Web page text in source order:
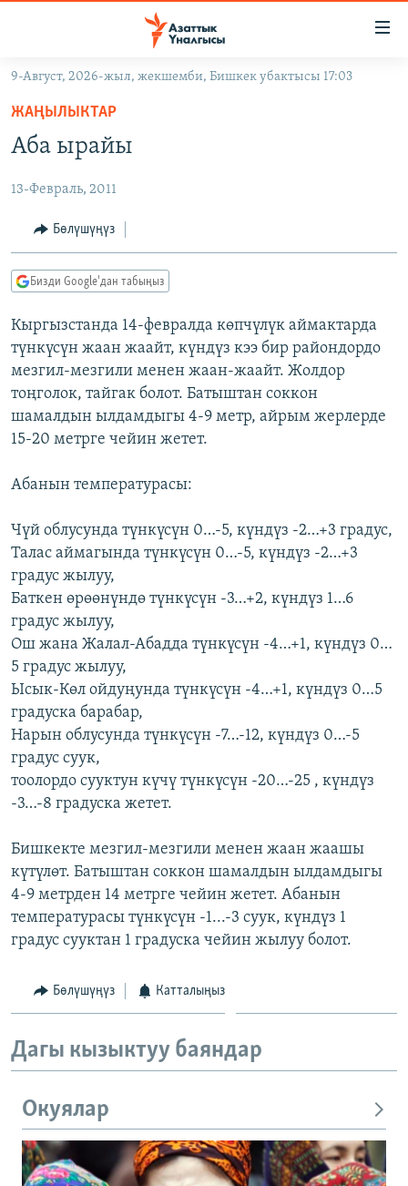
Навигацияга
өтүңүз
Издөөгө
салыңыз
КЫРГЫЗСТАН
КЫРГЫЗСТАН
САЯСАТ
ЭКОНОМИКА
ДҮЙНӨ
БОРБОР АЗИЯ
УКРАИНА
АТАЙЫН ИЛИКТӨӨ
БҮГҮН АЗАТТЫКТА
ЭКСПЕРТТЕР ТАЛДАЙТ
БИЗ ЖАНА ДҮЙНӨ
ДАНИСТЕ
ЭЖЕ-СИҢДИЛЕР
ЫҢГАЙСЫЗ СУРООЛОР
ПОДКАСТ
ӨЗГӨЧӨ ПИКИР
Русский
ОНЛАЙН ШЕРИНЕ
ЭЕ/АРнун бардык сайттары
9-Август, 2026-жыл, жекшемби, Бишкек убактысы 17:03
ЖАҢЫЛЫКТАР
Аба ырайы
13-Февраль, 2011
Бөлүшүңүз
Бизди Google'дан табыңыз
Кыргызстанда 14-февралда көпчүлүк аймактарда
түнкүсүн жаан жаайт, күндүз кээ бир райондордо
мезгил-мезгили менен жаан-жаайт. Жолдор
тоңголок, тайгак болот. Батыштан соккон
шамалдын ылдамдыгы 4-9 метр, айрым жерлерде
15-20 метрге чейин жетет.
Абанын температурасы:
Чүй облусунда түнкүсүн 0…-5, күндүз -2…+3 градус,
Талас аймагында түнкүсүн 0…-5, күндүз -2…+3
градус жылуу,
Баткен өрөөнүндө түнкүсүн -3…+2, күндүз 1…6
градус жылуу,
Ош жана Жалал-Абадда түнкүсүн -4…+1, күндүз 0…
5 градус жылуу,
Ысык-Көл ойдуңунда түнкүсүн -4…+1, күндүз 0…5
градуска барабар,
Нарын облусунда түнкүсүн -7…-12, күндүз 0…-5
градус суук,
тоолордо сууктун күчү түнкүсүн -20…-25 , күндүз
-3…-8 градуска жетет.
Бишкекте мезгил-мезгили менен жаан жаашы
күтүлөт. Батыштан соккон шамалдын ылдамдыгы
4-9 метрден 14 метрге чейин жетет. Абанын
температурасы түнкүсүн -1...-3 суук, күндүз 1
градус сууктан 1 градуска чейин жылуу болот.
Бөлүшүңүз Катталыңыз
Дагы кызыктуу баяндар
Окуялар